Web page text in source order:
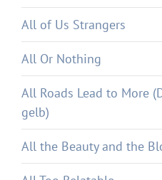
All of Us Strangers
All Or Nothing
All Roads Lead to More
gelb)
All the Beauty and the